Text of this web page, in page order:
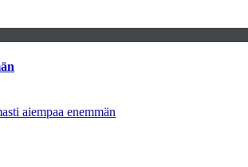
aiempaa enemmän